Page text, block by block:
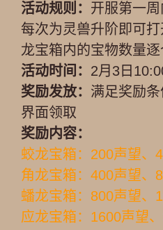
活动规则： 开服第一
每次为灵兽升阶即可
龙宝箱内的宝物数量逐
活动时间： 2月3日
奖励发放： 满足奖励
界面领取
奖励内容：
蛟龙宝箱：200声望、
角龙宝箱：400声望、
蟠龙宝箱：800声望、
应龙宝箱：1600声望